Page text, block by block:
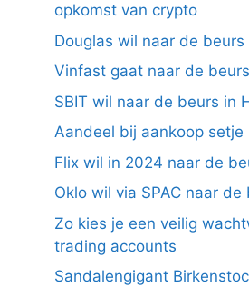
opkomst van crypto
Douglas wil naar de
Vinfast gaat naar de
SBIT wil naar de beurs in
Aandeel bij aankoop setje
Flix wil in 2024 naar de
Oklo wil via SPAC naar de
Zo kies je een veilig
trading accounts
Sandalengigant